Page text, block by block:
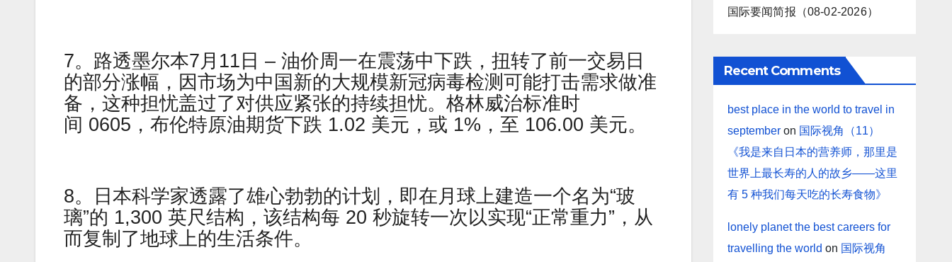
7。路透墨尔本7月11日 – 油价周一在震荡中下跌，扭转了前一交易日
的部分涨幅，因市场为中国新的大规模新冠病毒检测可能打击需求做准
备，这种担忧盖过了对供应紧张的持续担忧。格林威治标准时
间 0605，布伦特原油期货下跌 1.02 美元，或 1%，至 106.00 美元。
8。日本科学家透露了雄心勃勃的计划，即在月球上建造一个名为“玻
璃”的 1,300 英尺结构，该结构每 20 秒旋转一次以实现“正常重力”，从
而复制了地球上的生活条件。
国际要闻简报（08-02-2026）
Recent Comments
best place in the world to travel in
septemberon 国际视角（11）
《我是来自日本的营养师，那里是
世界上最长寿的人的故乡——这里
有 5 种我们每天吃的长寿食物》
lonely planet the best careers for
travelling the world on 国际视角